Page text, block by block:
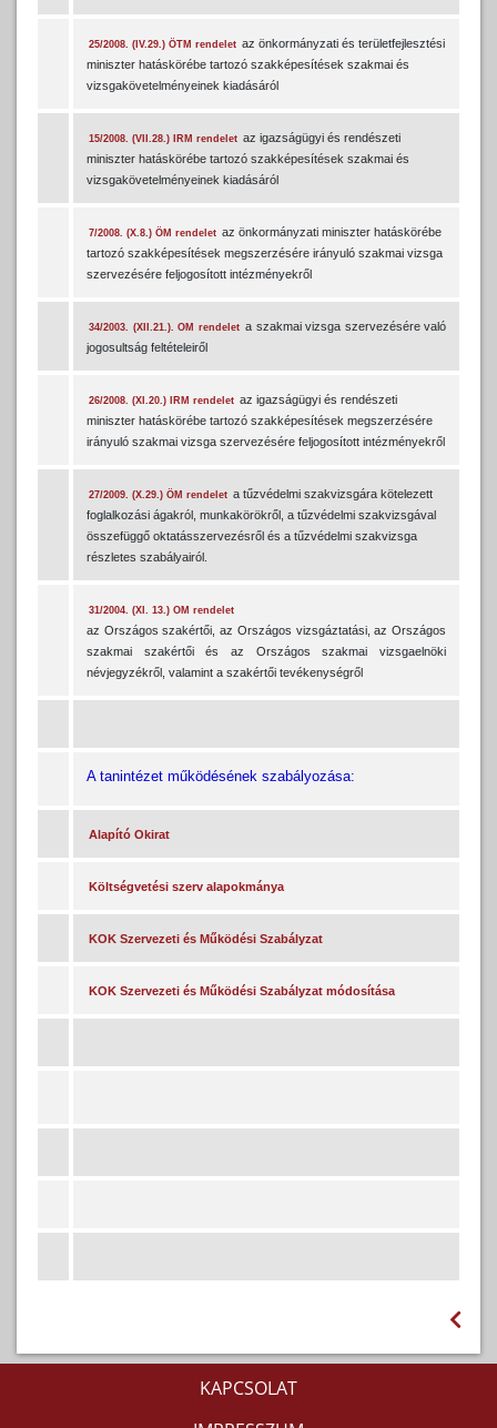
25/2008. (IV.29.) ÖTM rendelet az önkormányzati és területfejlesztési
miniszter hatáskörébe tartozó szakképesítések szakmai és
vizsgakövetelményeinek kiadásáról
15/2008. (VII.28.) IRM rendelet az igazságügyi és rendészeti
miniszter hatáskörébe tartozó szakképesítések szakmai és
vizsgakövetelményeinek kiadásáról
7/2008. (X.8.) ÖM rendelet az önkormányzati miniszter hatáskörébe
tartozó szakképesítések megszerzésére irányuló szakmai vizsga
szervezésére feljogosított intézményekről
34/2003. (XII.21.). OM rendelet a szakmai vizsga szervezésére való
jogosultság feltételeiről
26/2008. (XI.20.) IRM rendelet az igazságügyi és rendészeti
miniszter hatáskörébe tartozó szakképesítések megszerzésére
irányuló szakmai vizsga szervezésére feljogosított intézményekről
27/2009. (X.29.) ÖM rendelet a tűzvédelmi szakvizsgára kötelezett
foglalkozási ágakról, munkakörökről, a tűzvédelmi szakvizsgával
összefüggő oktatásszervezésről és a tűzvédelmi szakvizsga
részletes szabályairól.
31/2004. (XI. 13.) OM rendelet
az Országos szakértői, az Országos vizsgáztatási, az Országos
szakmai szakértői és az Országos szakmai vizsgaelnöki
névjegyzékről, valamint a szakértői tevékenységről
A tanintézet működésének szabályozása:
Alapító Okirat
Költségvetési szerv alapokmánya
KOK Szervezeti és Működési Szabályzat
KOK Szervezeti és Működési Szabályzat módosítása
KAPCSOLAT